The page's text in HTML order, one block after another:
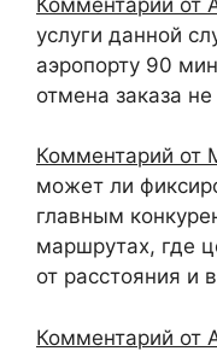
услуги данной
аэропорту 90
отмена заказа
Комментарий от
может ли
главным
маршрутах, где
от расстояния и
Комментарий от